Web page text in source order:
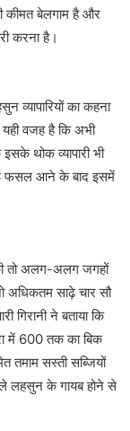
बेलगाम है और
करना है।
का कहना
यही वजह है कि अभी
थोक व्यापारी भी
फसल आने के बाद इसमें
तो अलग-अलग जगहों
अधिकतम साढ़े चार सौ
ने बताया कि
में 600 तक का बिक
तमाम सस्ती सब्जियों
लहसुन के गायब होने से